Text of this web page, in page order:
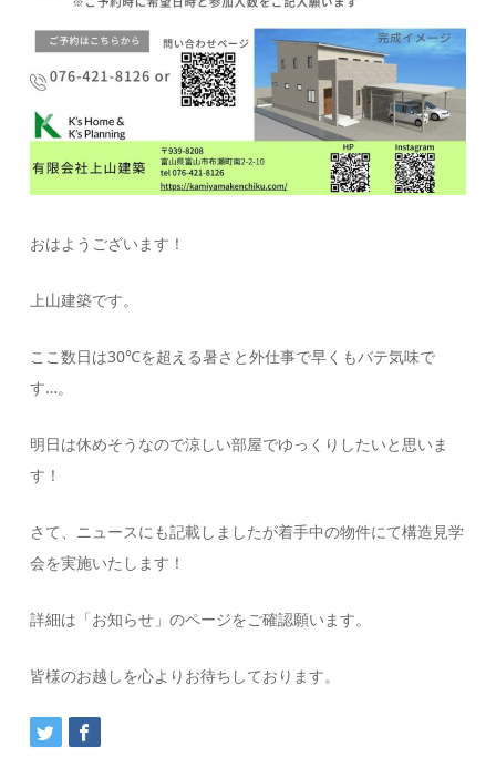
おはようございます！
上山建築です。
ここ数日は30℃を超える暑さと外仕事で早くもバテ気味で
す…。
明日は休めそうなので涼しい部屋でゆっくりしたいと思いま
す！
さて、ニュースにも記載しましたが着手中の物件にて構造見学
会を実施いたします！
詳細は「お知らせ」のページをご確認願います。
皆様のお越しを心よりお待ちしております。